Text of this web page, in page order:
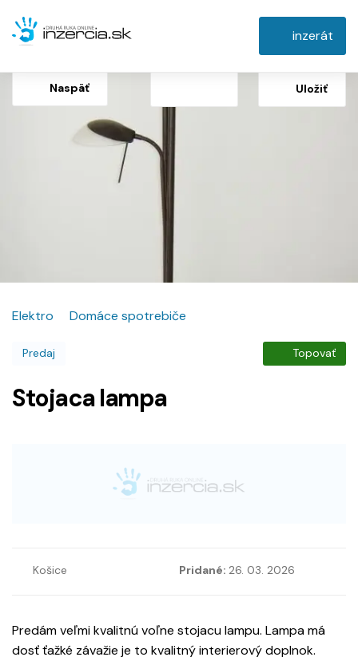
inzerát
Naspäť Uložiť
Elektro Domáce spotrebiče
Predaj Topovať
Stojaca lampa
Košice Pridané: 26. 03. 2026
Predám veľmi kvalitnú voľne stojacu lampu. Lampa má
dosť ťažké závažie je to kvalitný interierový doplnok.